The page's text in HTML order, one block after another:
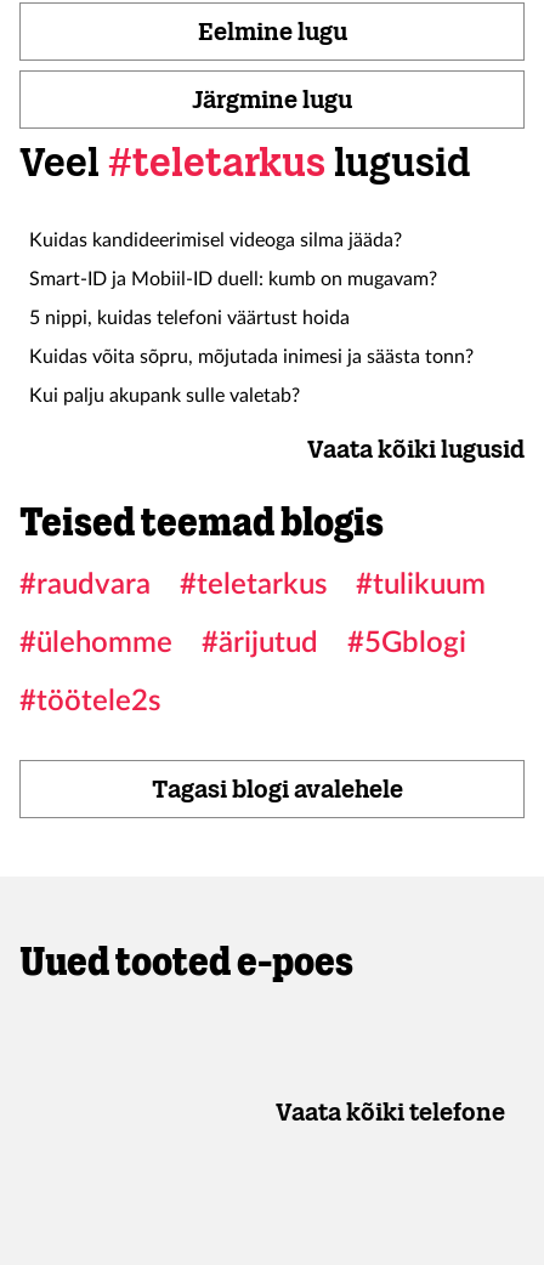
Eelmine lugu
Järgmine lugu
Veel #teletarkus lugusid
Kuidas kandideerimisel videoga silma jääda?
Smart-ID ja Mobiil-ID duell: kumb on mugavam?
5 nippi, kuidas telefoni väärtust hoida
Kuidas võita sõpru, mõjutada inimesi ja säästa tonn?
Kui palju akupank sulle valetab?
Vaata kõiki lugusid
Teised teemad blogis
#raudvara #teletarkus
#tulikuum
#ülehomme
#ärijutud
#5Gblogi
#töötele2s
Tagasi blogi avalehele
Uued tooted e-poes
Vaata kõiki telefone